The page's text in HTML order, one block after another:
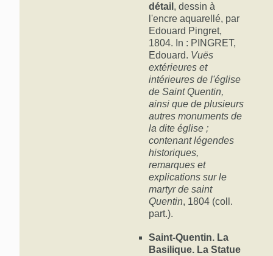
détail , dessin à
l'encre aquarellé, par
Edouard Pingret,
1804. In : PINGRET,
Edouard. Vuës
extérieures et
intérieures de l'église
de Saint Quentin,
ainsi que de plusieurs
autres monuments de
la dite église ;
contenant légendes
historiques,
remarques et
explications sur le
martyr de saint
Quentin, 1804 (coll.
part.).
Saint-Quentin. La
Basilique. La Statue